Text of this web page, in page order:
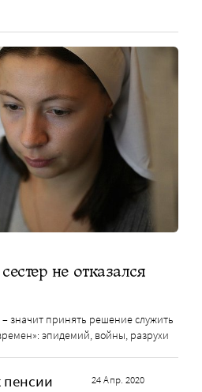
не отказался
значит принять решение служить
эпидемий, войны, разрухи
пенсии
24 Апр. 2020